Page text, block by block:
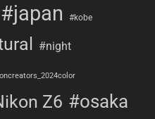
#japan #kobe
#night
Z6 #osaka